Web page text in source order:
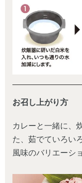
お召し上がり方
カレーと一緒に、
た、茹でていろい
風味のバリエーシ